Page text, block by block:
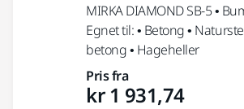
MIRKA DIAMOND SB-5 •
Egnet til: • Betong •
betong • Hageheller
Pris fra
kr 1 931,74